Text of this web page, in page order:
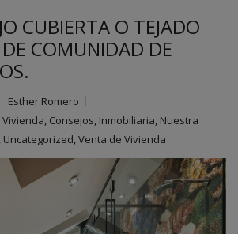
CUBIERTA O TEJADO
COMUNIDAD DE
Esther Romero
, Consejos, Inmobiliaria, Nuestra
, Uncategorized,Venta de Vivienda